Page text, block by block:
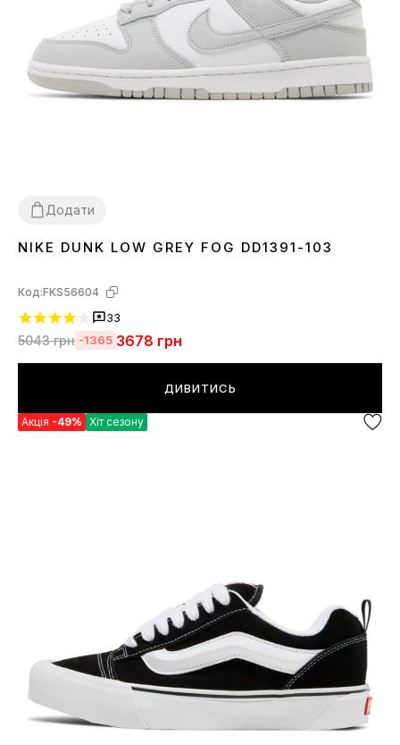
Додати
3637 383940 4142 43 44 45
NIKE DUNK LOW GREY FOG DD1391-103
Код:FKS56604
33
5043грн -1365 3678 грн
ДИВИТИСЬ
Акція -49% Хіт сезону